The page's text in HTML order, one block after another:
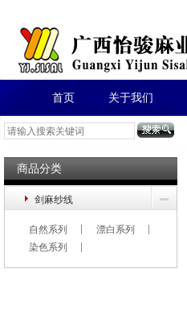
首页 关于我们
商品分类
剑麻纱线
自然系列
漂白系列
染色系列